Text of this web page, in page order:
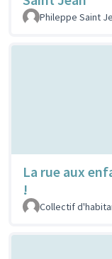
Phileppe Saint
La rue aux
!
Collectif